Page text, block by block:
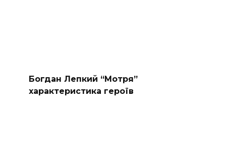
Богдан Лепкий “Мотря”
характеристика героїв